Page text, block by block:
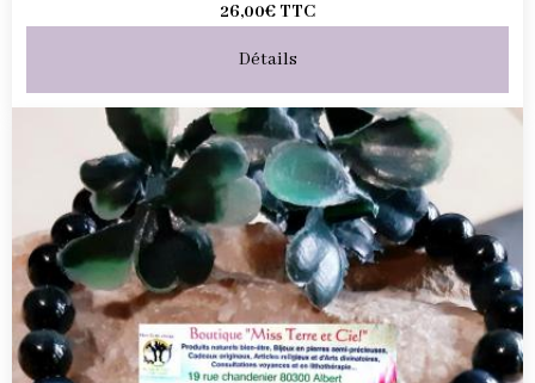
26,00€ TTC
Détails